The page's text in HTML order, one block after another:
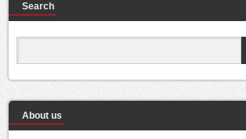
Search
About us